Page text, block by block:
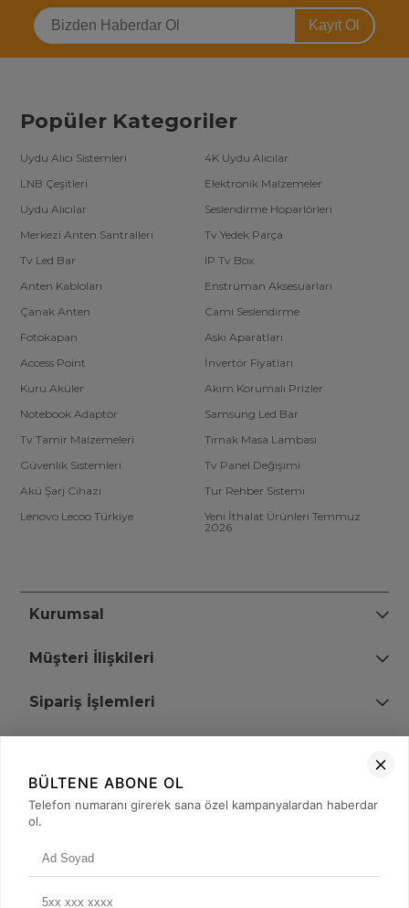
Kayıt Ol
Popüler Kategoriler
Uydu Alıcı Sistemleri
4K Uydu Alıcılar
LNB Çeşitleri
Elektronik Malzemeler
Uydu Alıcılar
Seslendirme Hoparlörleri
Merkezi Anten Santralleri
Tv Yedek Parça
Tv Led Bar
IP Tv Box
Anten Kabloları
Enstrüman Aksesuarları
Çanak Anten
Cami Seslendirme
Fotokapan
Askı Aparatları
Access Point
İnvertör Fiyatları
Kuru Aküler
Akım Korumalı Prizler
Notebook Adaptör
Samsung Led Bar
Tv Tamir Malzemeleri
Tırnak Masa Lambası
Güvenlik Sistemleri
Tv Panel Değişimi
Akü Şarj Cihazı
Tur Rehber Sistemi
Lenovo Lecoo Türkiye
Yeni İthalat Ürünleri Temmuz
2026
Kurumsal
Müşteri İlişkileri
Sipariş İşlemleri
+90 (850) 473 08 08
BÜLTENE ABONE OL
Telefon numaranı girerek sana özel kampanyalardan haberdar
ol.